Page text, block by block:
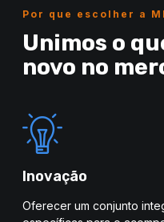
Por que escolher a
Unimos o
novo no
Inovação
Oferecer um conjunto